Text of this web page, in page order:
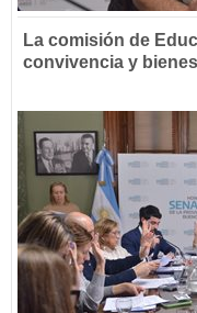
La comisión de
convivencia y